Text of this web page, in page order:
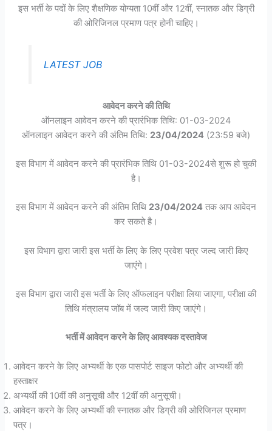
इस भर्ती के पदों के लिए शैक्षणिक योग्यता 10वीं और 12वीं, स्नातक और डिग्री
की ओरिजिनल प्रमाण पत्र होनी चाहिए।
LATEST JOB
आवेदन करने की तिथि
ऑनलाइन आवेदन करने की प्रारंभिक तिथि: 01-03-2024
ऑनलाइन आवेदन करने की अंतिम तिथि: 23/04/2024 (23:59 बजे)
इस विभाग में आवेदन करने की प्रारंभिक तिथि 01-03-2024से शुरू हो चुकी
है।
इस विभाग में आवेदन करने की अंतिम तिथि 23/04/2024 तक आप आवेदन
कर सकते है।
इस विभाग द्वारा जारी इस भर्ती के लिए के लिए प्रवेश पत्र जल्द जारी किए
जाएंगे।
इस विभाग द्वारा जारी इस भर्ती के लिए ऑफलाइन परीक्षा लिया जाएगा, परीक्षा की
तिथि मंत्रालय जॉब में जल्द जारी किए जाएंगे।
भर्ती में आवेदन करने के लिए आवश्यक दस्तावेज
आवेदन करने के लिए अभ्यर्थी के एक पासपोर्ट साइज फोटो और अभ्यर्थी की
हस्ताक्षर
अभ्यर्थी की 10वीं की अनुसूची और 12वीं की अनुसूची।
आवेदन करने के लिए अभ्यर्थी की स्नातक और डिग्री की ओरिजिनल प्रमाण
पत्र।